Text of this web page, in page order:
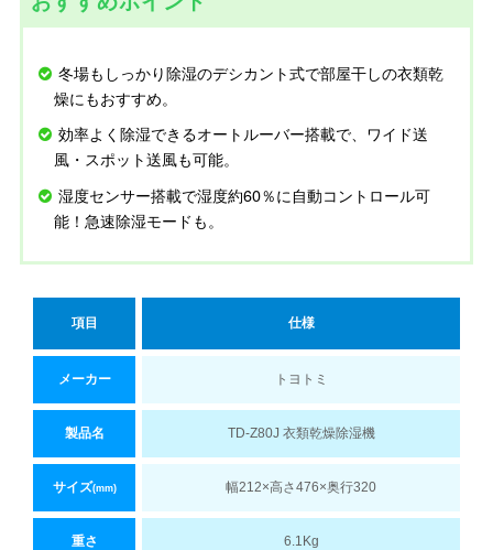
冬場もしっかり除湿のデシカント式で部屋干しの衣類乾
燥にもおすすめ。
効率よく除湿できるオートルーバー搭載で、ワイド送
風・スポット送風も可能。
湿度センサー搭載で湿度約60％に自動コントロール可
能！急速除湿モードも。
項目 仕様
メーカー トヨトミ
製品名 TD-Z80J 衣類乾燥除湿機
サイズ(mm) 幅212×高さ476×奥行320
重さ 6.1Kg